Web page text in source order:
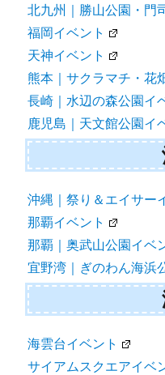
北九州｜勝山公園・門
福岡イベント
天神イベント
熊本｜サクラマチ・花
長崎｜水辺の森公園イ
鹿児島｜天文館公園イ
沖縄｜祭り＆エイサー
那覇イベント
那覇｜奥武山公園イベ
宜野湾｜ぎのわん海浜
海雲台イベント
サイアムスクエアイベ